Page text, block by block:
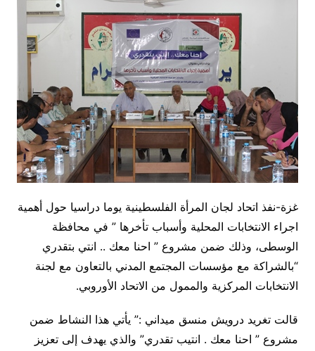
غزة-نفذ اتحاد لجان المرأة الفلسطينية يوما دراسيا حول أهمية
اجراء الانتخابات المحلية وأسباب تأخرها ” في محافظة
الوسطى، وذلك ضمن مشروع ” احنا معك .. انتي بتقدري
“بالشراكة مع مؤسسات المجتمع المدني بالتعاون مع لجنة
الانتخابات المركزية والممول من الاتحاد الأوروبي.
قالت تغريد درويش منسق ميداني :” يأتي هذا النشاط ضمن
مشروع ” احنا معك . انتيب تقدري” والذي يهدف إلى تعزيز